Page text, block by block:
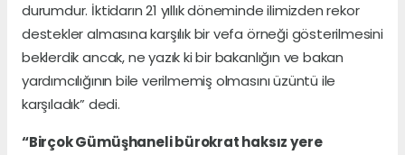
durumdur. İktidarın 21 yıllık döneminde ilimizden rekor
destekler almasına karşılık bir vefa örneği gösterilmesini
beklerdik ancak, ne yazık ki bir bakanlığın ve bakan
yardımcılığının bile verilmemiş olmasını üzüntü ile
karşıladık” dedi.
“Birçok Gümüşhaneli bürokrat haksız yere